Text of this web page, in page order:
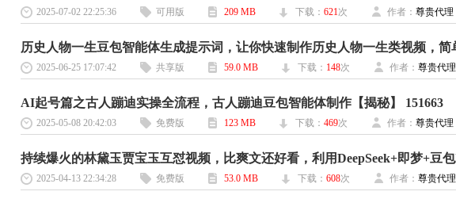
2025-07-02 22:25:36 可用版 209 MB 下载： 621次 作者： 尊贵代理
2025-06-25 17:07:42 共享版 59.0 MB 下载： 148次 作者： 尊贵代理
AI起号篇之古人蹦迪实操全流程，古人蹦迪豆包智能体制作【揭秘】 151663
2025-05-08 20:42:03 免费版 123 MB 下载： 469次 作者： 尊贵代理
2025-04-13 22:34:28 免费版 53.0 MB 下载： 608次 作者： 尊贵代理